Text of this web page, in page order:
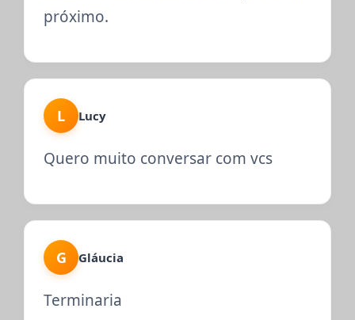
próximo.
L Lucy
Quero muito conversar com vcs
G Gláucia
Terminaria